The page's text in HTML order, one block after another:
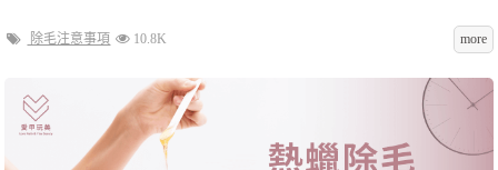
除毛注意事項 10.8K more